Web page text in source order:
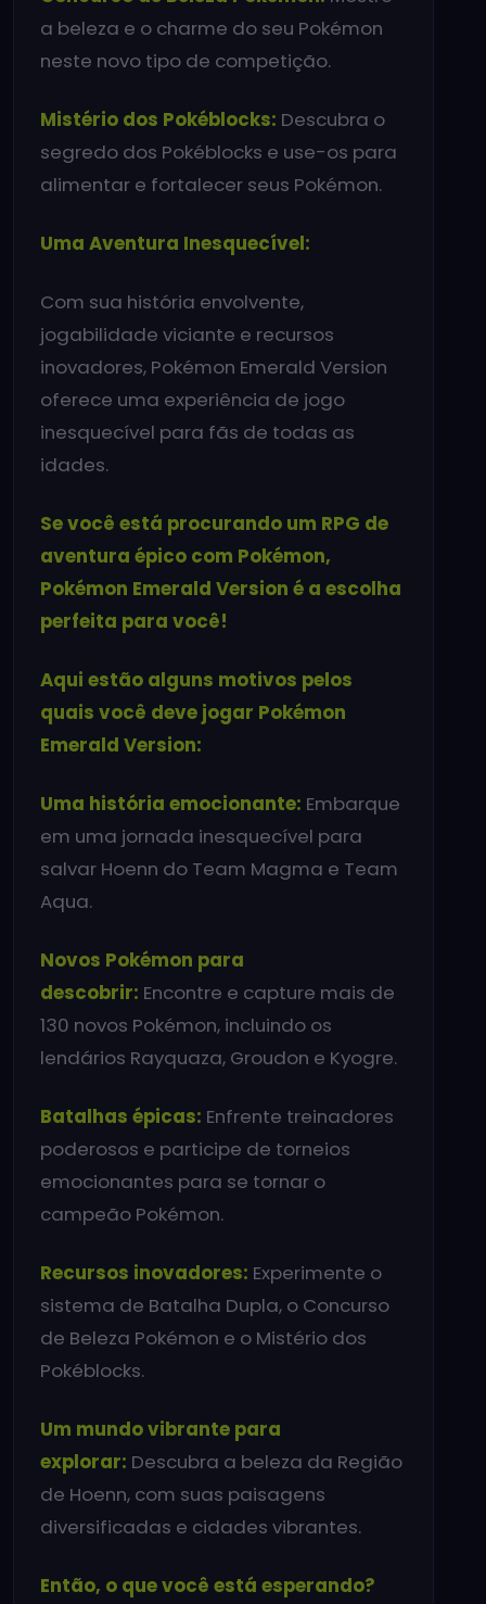
a beleza e o charme do seu Pokémon
neste novo tipo de competição.
Mistério dos Pokéblocks: Descubra o
segredo dos Pokéblocks e use-os para
alimentar e fortalecer seus Pokémon.
Uma Aventura Inesquecível:
Com sua história envolvente,
jogabilidade viciante e recursos
inovadores, Pokémon Emerald Version
oferece uma experiência de jogo
inesquecível para fãs de todas as
idades.
Se você está procurando um RPG de
aventura épico com Pokémon,
Pokémon Emerald Version é a escolha
perfeita para você!
Aqui estão alguns motivos pelos
quais você deve jogar Pokémon
Emerald Version:
Uma história emocionante: Embarque
em uma jornada inesquecível para
salvar Hoenn do Team Magma e Team
Aqua.
Novos Pokémon para
descobrir: Encontre e capture mais de
130 novos Pokémon, incluindo os
lendários Rayquaza, Groudon e Kyogre.
Batalhas épicas: Enfrente treinadores
poderosos e participe de torneios
emocionantes para se tornar o
campeão Pokémon.
Recursos inovadores: Experimente o
sistema de Batalha Dupla, o Concurso
de Beleza Pokémon e o Mistério dos
Pokéblocks.
Um mundo vibrante para
explorar: Descubra a beleza da Região
de Hoenn, com suas paisagens
diversificadas e cidades vibrantes.
Então, o que você está esperando?